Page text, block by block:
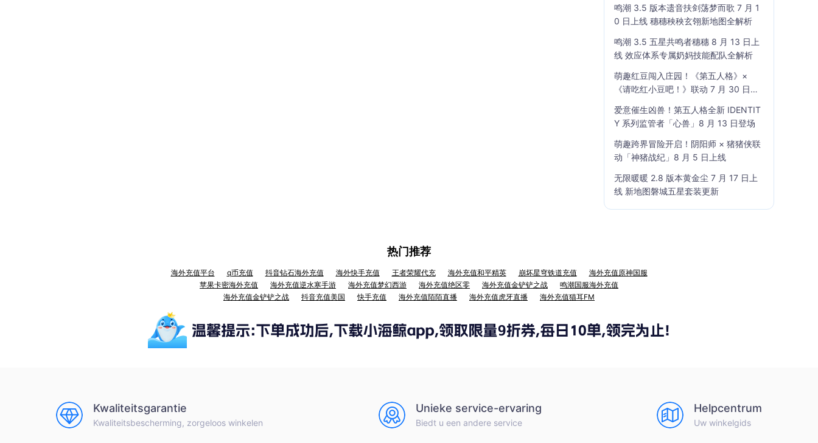
鸣潮 3.5 版本遗音扶剑荡梦而歌 7 月 1
0 日上线 穗穗秧秧玄翎新地图全解析
鸣潮 3.5 五星共鸣者穗穗 8 月 13 日上
线 效应体系专属奶妈技能配队全解析
萌趣红豆闯入庄园！《第五人格》×
《请吃红小豆吧！》联动 7 月 30 日开
爱意催生凶兽！第五人格全新 IDENTIT
Y 系列监管者「心兽」8 月 13 日登场
萌趣跨界冒险开启！阴阳师 × 猪猪侠联
动「神猪战纪」8 月 5 日上线
无限暖暖 2.8 版本黄金尘 7 月 17 日上
线 新地图磐城五星套装更新
热门推荐
海外充值平台 q币充值 抖音钻石海外充值 海外快手充值 王者荣耀代充 海外充值和平精英 崩坏星穹铁道充值
海外充值原神国服
苹果卡密海外充值
海外充值逆水寒手游 海外充值梦幻西游 海外充值绝区零 海外充值金铲铲之战
鸣潮国服海外充值
海外充值金铲铲之战
抖音充值美国 快手充值 海外充值陌陌直播 海外充值虎牙直播 海外充值猫耳FM
Kwaliteitsgarantie
Kwaliteitsbescherming, zorgeloos winkelen
Unieke service-ervaring
Biedt u een andere service
Helpcentrum
Uw winkelgids